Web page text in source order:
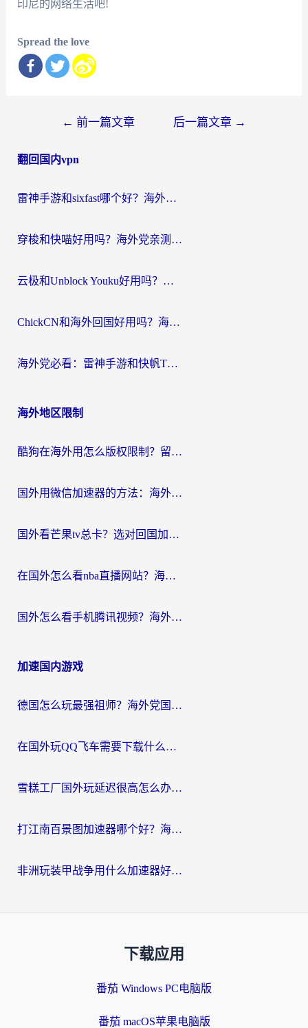
印尼的网络生活吧!
Spread the love
导
← 前一篇文章 后一篇文章 →
翻回国内vpn
雷神手游和sixfast哪个好？海外党亲测3款回国加速器，教你选对不踩坑
穿梭和快喵好用吗？海外党亲测：小众加速器对比+番茄加速器深度体验
云极和Unblock Youku好用吗？海外党亲测+2026回国加速器避坑指南
ChickCN和海外回国好用吗？海外党2026亲测：从手游到影音，选对加速器的3个关键
海外党必看：雷神手游和快帆TV版好用吗？3步选对回国加速器不踩坑
海外地区限制
酷狗在海外用怎么版权限制？留学生亲测：3步解决听国内音乐难题
国外用微信加速器的方法：海外党无缝连接国内生活的实用指南
国外看芒果tv总卡？选对回国加速器，轻松追《浪姐》不费劲
在国外怎么看nba直播网站？海外党专属体育观赛指南，告别地区限制！
国外怎么看手机腾讯视频？海外党亲测有效的追剧加速器选择指南
加速国内游戏
德国怎么玩最强祖师？海外党国服游戏加速器选择全攻略（附宝可梦Online实测）
在国外玩QQ飞车需要下载什么加速器呢？海外党亲测有效的国服游戏加速指南
雪糕工厂国外玩延迟很高怎么办？海外玩家国服游戏加速终极攻略（附实测推荐）
打江南百景图加速器哪个好？海外党踩坑N次后，终于找到不卡的秘诀
非洲玩装甲战争用什么加速器好？海外党亲测有效的国服游戏加速方案
下载应用
番茄 Windows PC电脑版
番茄 macOS苹果电脑版